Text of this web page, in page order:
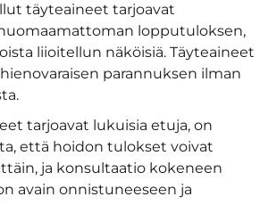
täyteaineet tarjoavat
lopputuloksen,
liioitellun näköisiä. Täyteaineet
parannuksen ilman
tarjoavat lukuisia etuja, on
että hoidon tulokset voivat
ja konsultaatio kokeneen
avain onnistuneeseen ja